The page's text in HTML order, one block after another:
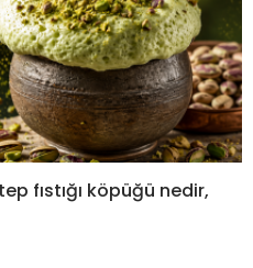
fıstığı köpüğü nedir,